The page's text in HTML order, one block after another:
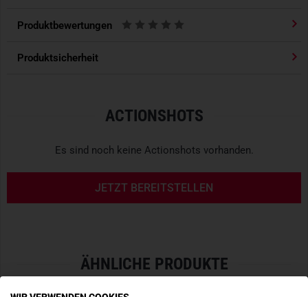
Passgenau für den Thyrm DarkVault 2.0 Regular
Ermöglicht das einfache Anbringen von Zubehör und
Produktbewertungen
Produktsicherheit
ACTIONSHOTS
Es sind noch keine Actionshots vorhanden.
JETZT BEREITSTELLEN
ÄHNLICHE PRODUKTE